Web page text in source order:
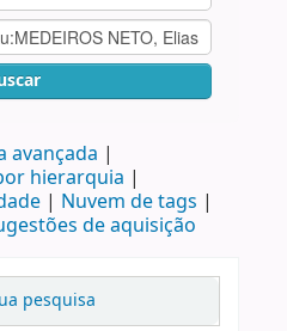
avançada
hierarquia
Nuvem de tags
de aquisição
pesquisa